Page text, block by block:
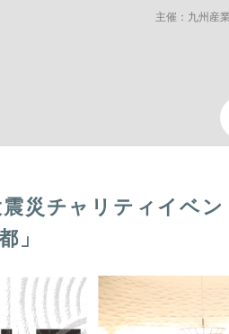
主催：九州産
災チャリティイベン
」